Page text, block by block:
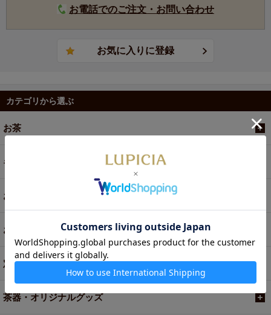
お電話でのご注文・お問い合わせ
カテゴリから選ぶ
お茶
ギフト
お菓子・食品・飲料
お買い得商品
定期便
茶器・オリジナルグッズ